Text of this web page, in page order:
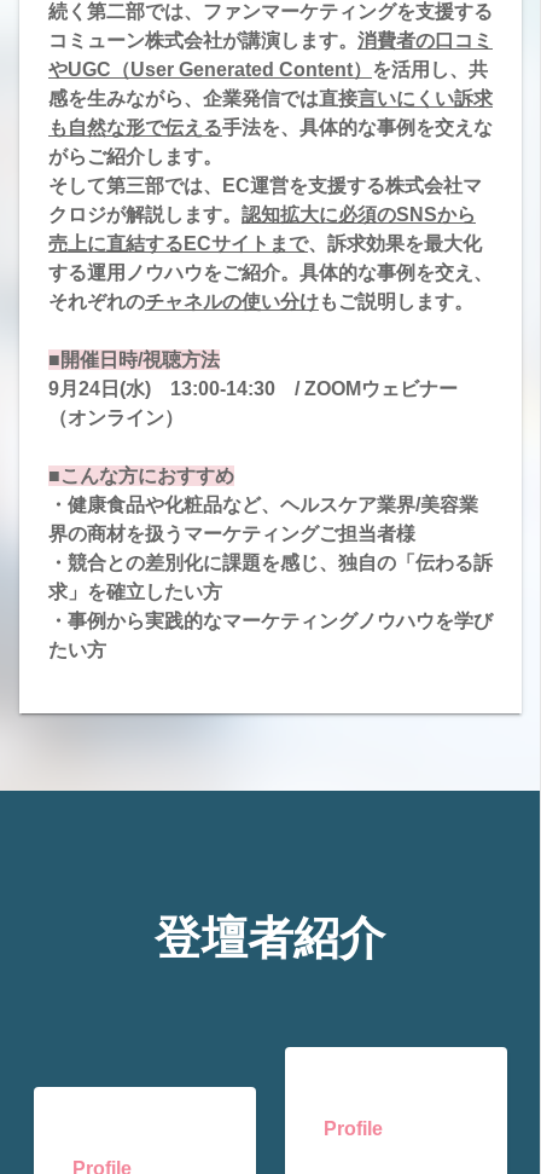
続く第二部では、ファンマーケティングを支援する
コミューン株式会社が講演します。 消費者の口コミ
やUGC（User Generated Content） を活用し、共
感を生みながら、企業発信では直接言いにくい訴求
も自然な形で伝える手法を、具体的な事例を交えな
がらご紹介します。
そして第三部では、EC運営を支援する株式会社マ
クロジが解説します。 認知拡大に必須のSNSから
売上に直結するECサイトまで、訴求効果を最大化
する運用ノウハウをご紹介。具体的な事例を交え、
それぞれのチャネルの使い分けもご説明します。
■開催日時/視聴方法
9月24日(水) 13:00-14:30 / ZOOMウェビナー
（オンライン）
■こんな方におすすめ
・健康食品や化粧品など、ヘルスケア業界/美容業
界の商材を扱うマーケティングご担当者様
・競合との差別化に課題を感じ、独自の「伝わる訴
求」を確立したい方
・事例から実践的なマーケティングノウハウを学び
たい方
登壇者紹介
Profile
Profile